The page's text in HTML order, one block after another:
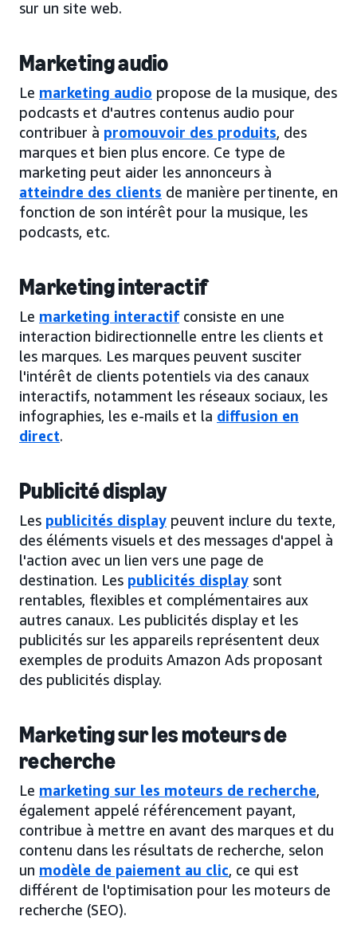
sur un site web.
Marketing audio
Le marketing audio propose de la musique, des
podcasts et d'autres contenus audio pour
contribuer à promouvoir des produits, des
marques et bien plus encore. Ce type de
marketing peut aider les annonceurs à
atteindre des clients de manière pertinente, en
fonction de son intérêt pour la musique, les
podcasts, etc.
Marketing interactif
Le marketing interactif consiste en une
interaction bidirectionnelle entre les clients et
les marques. Les marques peuvent susciter
l'intérêt de clients potentiels via des canaux
interactifs, notamment les réseaux sociaux, les
infographies, les e-mails et la diffusion en
direct.
Publicité display
Les publicités display peuvent inclure du texte,
des éléments visuels et des messages d'appel à
l'action avec un lien vers une page de
destination. Les publicités display sont
rentables, flexibles et complémentaires aux
autres canaux. Les publicités display et les
publicités sur les appareils représentent deux
exemples de produits Amazon Ads proposant
des publicités display.
Marketing sur les moteurs de
recherche
Le marketing sur les moteurs de recherche,
également appelé référencement payant,
contribue à mettre en avant des marques et du
contenu dans les résultats de recherche, selon
un modèle de paiement au clic, ce qui est
différent de l'optimisation pour les moteurs de
recherche (SEO).